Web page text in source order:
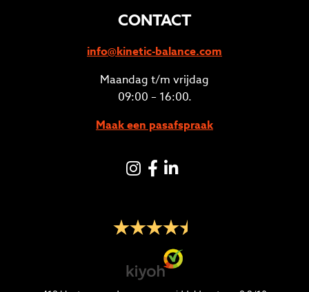
CONTACT
info@kinetic-balance.com
Maandag t/m vrijdag
09:00 – 16:00.
Maak een pasafspraak
Instagram
Facebook
LinkedIN